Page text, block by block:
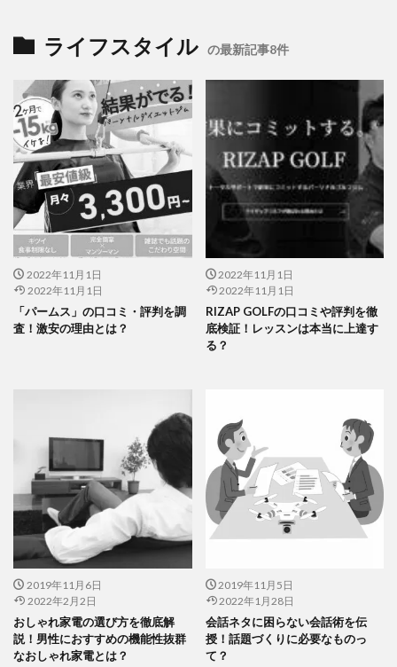
ライフスタイル の最新記事8件
2022年11月1日
2022年11月1日
「パームス」の口コミ・評判を調
査！激安の理由とは？
2022年11月1日
2022年11月1日
RIZAP GOLFの口コミや評判を徹
底検証！レッスンは本当に上達す
る？
2019年11月6日
2022年2月2日
おしゃれ家電の選び方を徹底解
説！男性におすすめの機能性抜群
なおしゃれ家電とは？
2019年11月5日
2022年1月28日
会話ネタに困らない会話術を伝
授！話題づくりに必要なものっ
て？